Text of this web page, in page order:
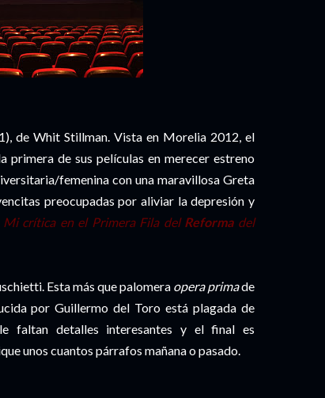
de Whit Stillman. Vista en Morelia 2012, el
primera de sus películas en merecer estreno
femenina con una maravillosa Greta
preocupadas por aliviar la depresión y
Mi crítica en el Primera Fila del Reformadel
Esta más que palomera opera primade
por Guillermo del Toro está plagada de
faltan detalles interesantes y el final es
unos cuantos párrafos mañana o pasado.